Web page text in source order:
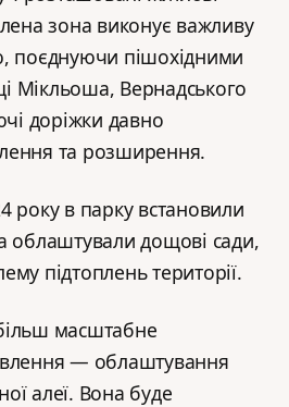
зона виконує важливу
поєднуючи пішохідними
Мікльоша, Вернадського
доріжки давно
та розширення.
року в парку встановили
облаштували дощові сади,
підтоплень території.
масштабне
— облаштування
алеї. Вона буде